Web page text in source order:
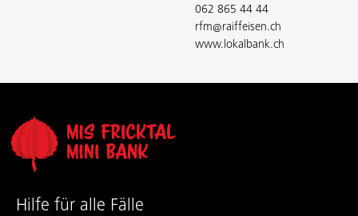
062 865 44 44
rfm@raiffeisen.ch
www.lokalbank.ch
Hilfe für alle Fälle